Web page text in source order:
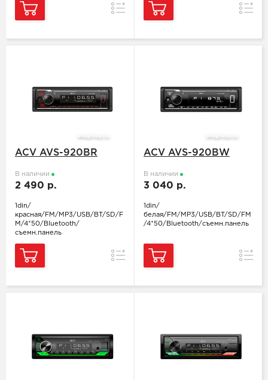
Сравнение
ACV AVS-920BR
В наличии
2 490 р.
1din/
красная/FM/MP3/USB/BT/SD/F
M/4*50/Bluetooth/
съемн.панель
Сравнение
ACV AVS-920BW
В наличии
3 040 р.
1din/
белая/FM/MP3/USB/BT/SD/FM
/4*50/Bluetooth/съемн.панель